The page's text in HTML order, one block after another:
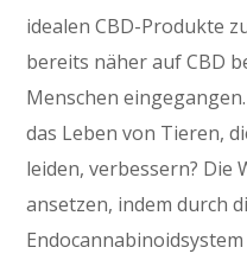
idealen CBD-Produkte
bereits näher auf CBD
Menschen
das Leben von Tieren,
leiden, verbessern? Die
ansetzen, indem durch